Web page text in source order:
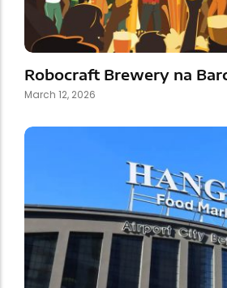
Robocraft Brewery na
March 12, 2026